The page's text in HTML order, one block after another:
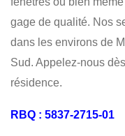
gage de qualité. Nos
dans les environs de
Sud. Appelez-nous
résidence.
RBQ : 5837-2715-01